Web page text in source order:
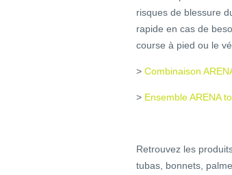
risques de blessure
rapide en cas de
course à pied ou le
> Combinaison
> Ensemble ARENA
Retrouvez les
tubas, bonnets,